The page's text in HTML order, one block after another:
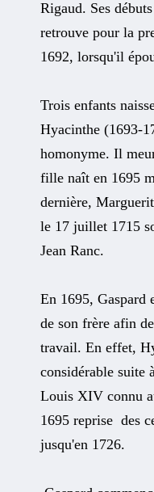
Rigaud. Ses
retrouve pour la
1692, lorsqu'il
Trois enfants
Hyacinthe (1693-
homonyme. Il
fille naît en 1695
dernière,
le 17 juillet 1715
Jean Ranc.
En 1695, Gaspard
de son frère afin
travail. En effet,
considérable suite
Louis XIV connu
1695 reprise des
jusqu'en 1726.